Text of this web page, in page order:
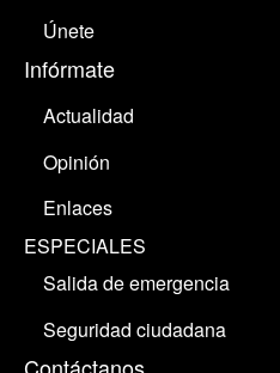
Únete
Infórmate
Actualidad
Opinión
Enlaces
ESPECIALES
Salida de emergencia
Seguridad ciudadana